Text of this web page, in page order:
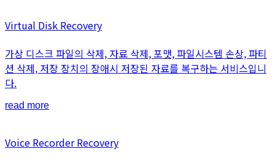
Virtual Disk Recovery
가상 디스크 파일의 삭제, 자료 삭제, 포맷, 파일시스템 손상, 파티
션 삭제, 저장 장치의 장애시 저장된 자료를 복구하는 서비스입니
다.
read more
Voice Recorder Recovery